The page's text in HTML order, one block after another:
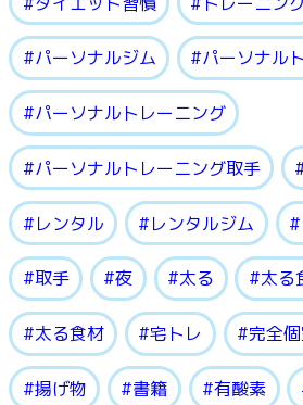
パーソナルジム パーソナル
パーソナルトレーニング
パーソナルトレーニング取手
レンタル レンタルジム
取手 夜 太る 太る
太る食材 宅トレ 完全
揚げ物 書籍 有酸素